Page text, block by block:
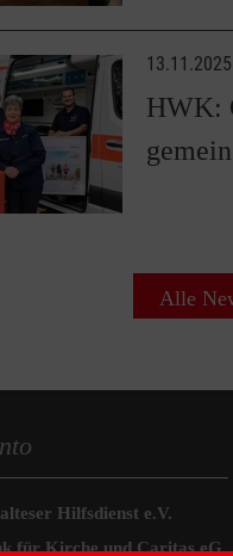
13.11.2025
HWK:
Alle
Hilfsdienst e.V.
für Kirche und Caritas eG